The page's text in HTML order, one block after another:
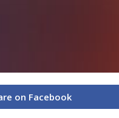
on Facebook